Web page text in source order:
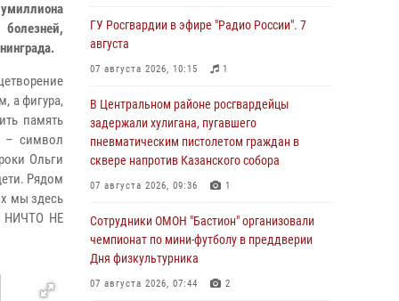
а фигура,
память
– символ
Ольги
Рядом
мы здесь
НИЧТО НЕ
ГУ Росгвардии в эфире "Радио России". 7
августа
07 августа 2026, 10:15 1
В Центральном районе росгвардейцы
задержали хулигана, пугавшего
пневматическим пистолетом граждан в
сквере напротив Казанского собора
07 августа 2026, 09:36 1
Сотрудники ОМОН "Бастион" организовали
чемпионат по мини-футболу в преддверии
Дня физкультурника
07 августа 2026, 07:44 2